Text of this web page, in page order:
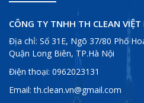
CÔNG TY TNHH TH CLEAN VIỆT
Địa chỉ: Số 31E, Ngõ 37/80 Phố
Quận Long Biên, TP.Hà Nội
Điện thoại: 0962023131
Email:th.clean.vn@gmail.com